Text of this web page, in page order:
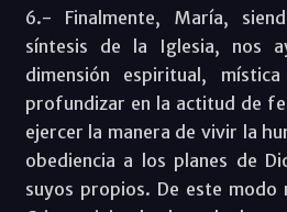
6.- Finalmente, María,
síntesis de la Iglesia, nos
dimensión espiritual,
profundizar en la actitud de
ejercer la manera de vivir la
obediencia a los planes de
suyos propios. De este modo